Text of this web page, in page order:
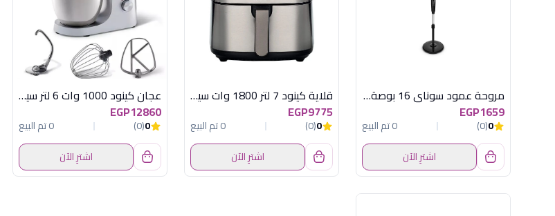
مروحة عمود سوناي 16 بوصة بالريموت ,60 وات, 3 اوضاع للسرعة MAR-1640
EGP1659
0
(0)
0 تم البيع
اشترِ الآن
قلاية كينود 7 لتر 1800 وات سيلفر
EGP9775
0
(0)
0 تم البيع
اشترِ الآن
عجان كينود 1000 وات 6 لتر سيلفر+ملحقات
EGP12860
0
(0)
0 تم البيع
اشترِ الآن